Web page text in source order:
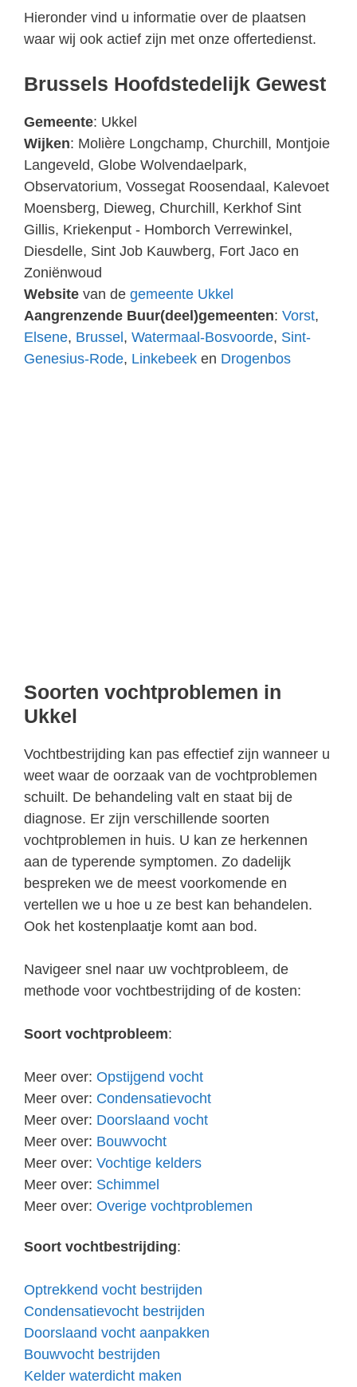
Hieronder vind u informatie over de plaatsen
waar wij ook actief zijn met onze offertedienst.
Brussels Hoofdstedelijk Gewest
Gemeente: Ukkel
Wijken: Molière Longchamp, Churchill, Montjoie
Langeveld, Globe Wolvendaelpark,
Observatorium, Vossegat Roosendaal, Kalevoet
Moensberg, Dieweg, Churchill, Kerkhof Sint
Gillis, Kriekenput - Homborch Verrewinkel,
Diesdelle, Sint Job Kauwberg, Fort Jaco en
Zoniënwoud
Website van de gemeente Ukkel
Aangrenzende Buur(deel)gemeenten: Vorst,
Elsene, Brussel , Watermaal-Bosvoorde, Sint-
Genesius-Rode, Linkebeek en Drogenbos
Soorten vochtproblemen in
Ukkel
Vochtbestrijding kan pas effectief zijn wanneer u
weet waar de oorzaak van de vochtproblemen
schuilt. De behandeling valt en staat bij de
diagnose. Er zijn verschillende soorten
vochtproblemen in huis. U kan ze herkennen
aan de typerende symptomen. Zo dadelijk
bespreken we de meest voorkomende en
vertellen we u hoe u ze best kan behandelen.
Ook het kostenplaatje komt aan bod.
Navigeer snel naar uw vochtprobleem, de
methode voor vochtbestrijding of de kosten:
Soort vochtprobleem:
Meer over: Opstijgend vocht
Meer over: Condensatievocht
Meer over: Doorslaand vocht
Meer over: Bouwvocht
Meer over: Vochtige kelders
Meer over: Schimmel
Meer over: Overige vochtproblemen
Soort vochtbestrijding:
Optrekkend vocht bestrijden
Condensatievocht bestrijden
Doorslaand vocht aanpakken
Bouwvocht bestrijden
Kelder waterdicht maken